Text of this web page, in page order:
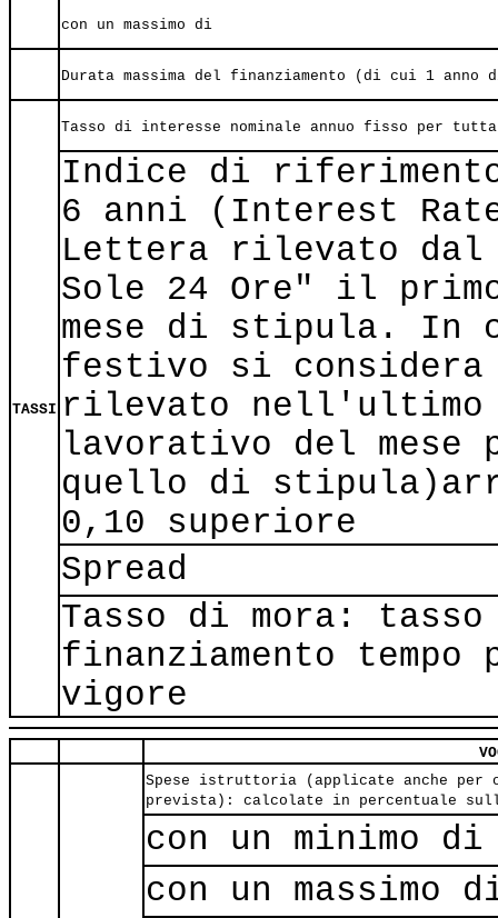
con un massimo di
Durata massima del finanziamento (di cui 1 anno di
TASSI
Tasso di interesse nominale annuo fisso per
Indice di
6 anni (Interest Rate
Lettera rilevato dal
Sole 24 Ore" il
mese di stipula. In
festivo si
rilevato nell'ultimo
lavorativo del mese
quello di
0,10 superiore
Spread
Tasso di mora:
finanziamento tempo
vigore
Spese istruttoria (applicate anche per
prevista): calcolate in percentuale
con un minimo di
con un massimo